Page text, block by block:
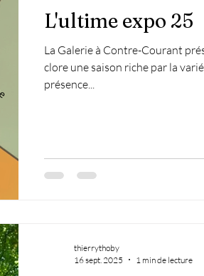
L'ultime expo 25
La Galerie à Contre-Courant
clore une saison riche par la
présence...
thierrythoby
16 sept. 2025
1 min de lecture